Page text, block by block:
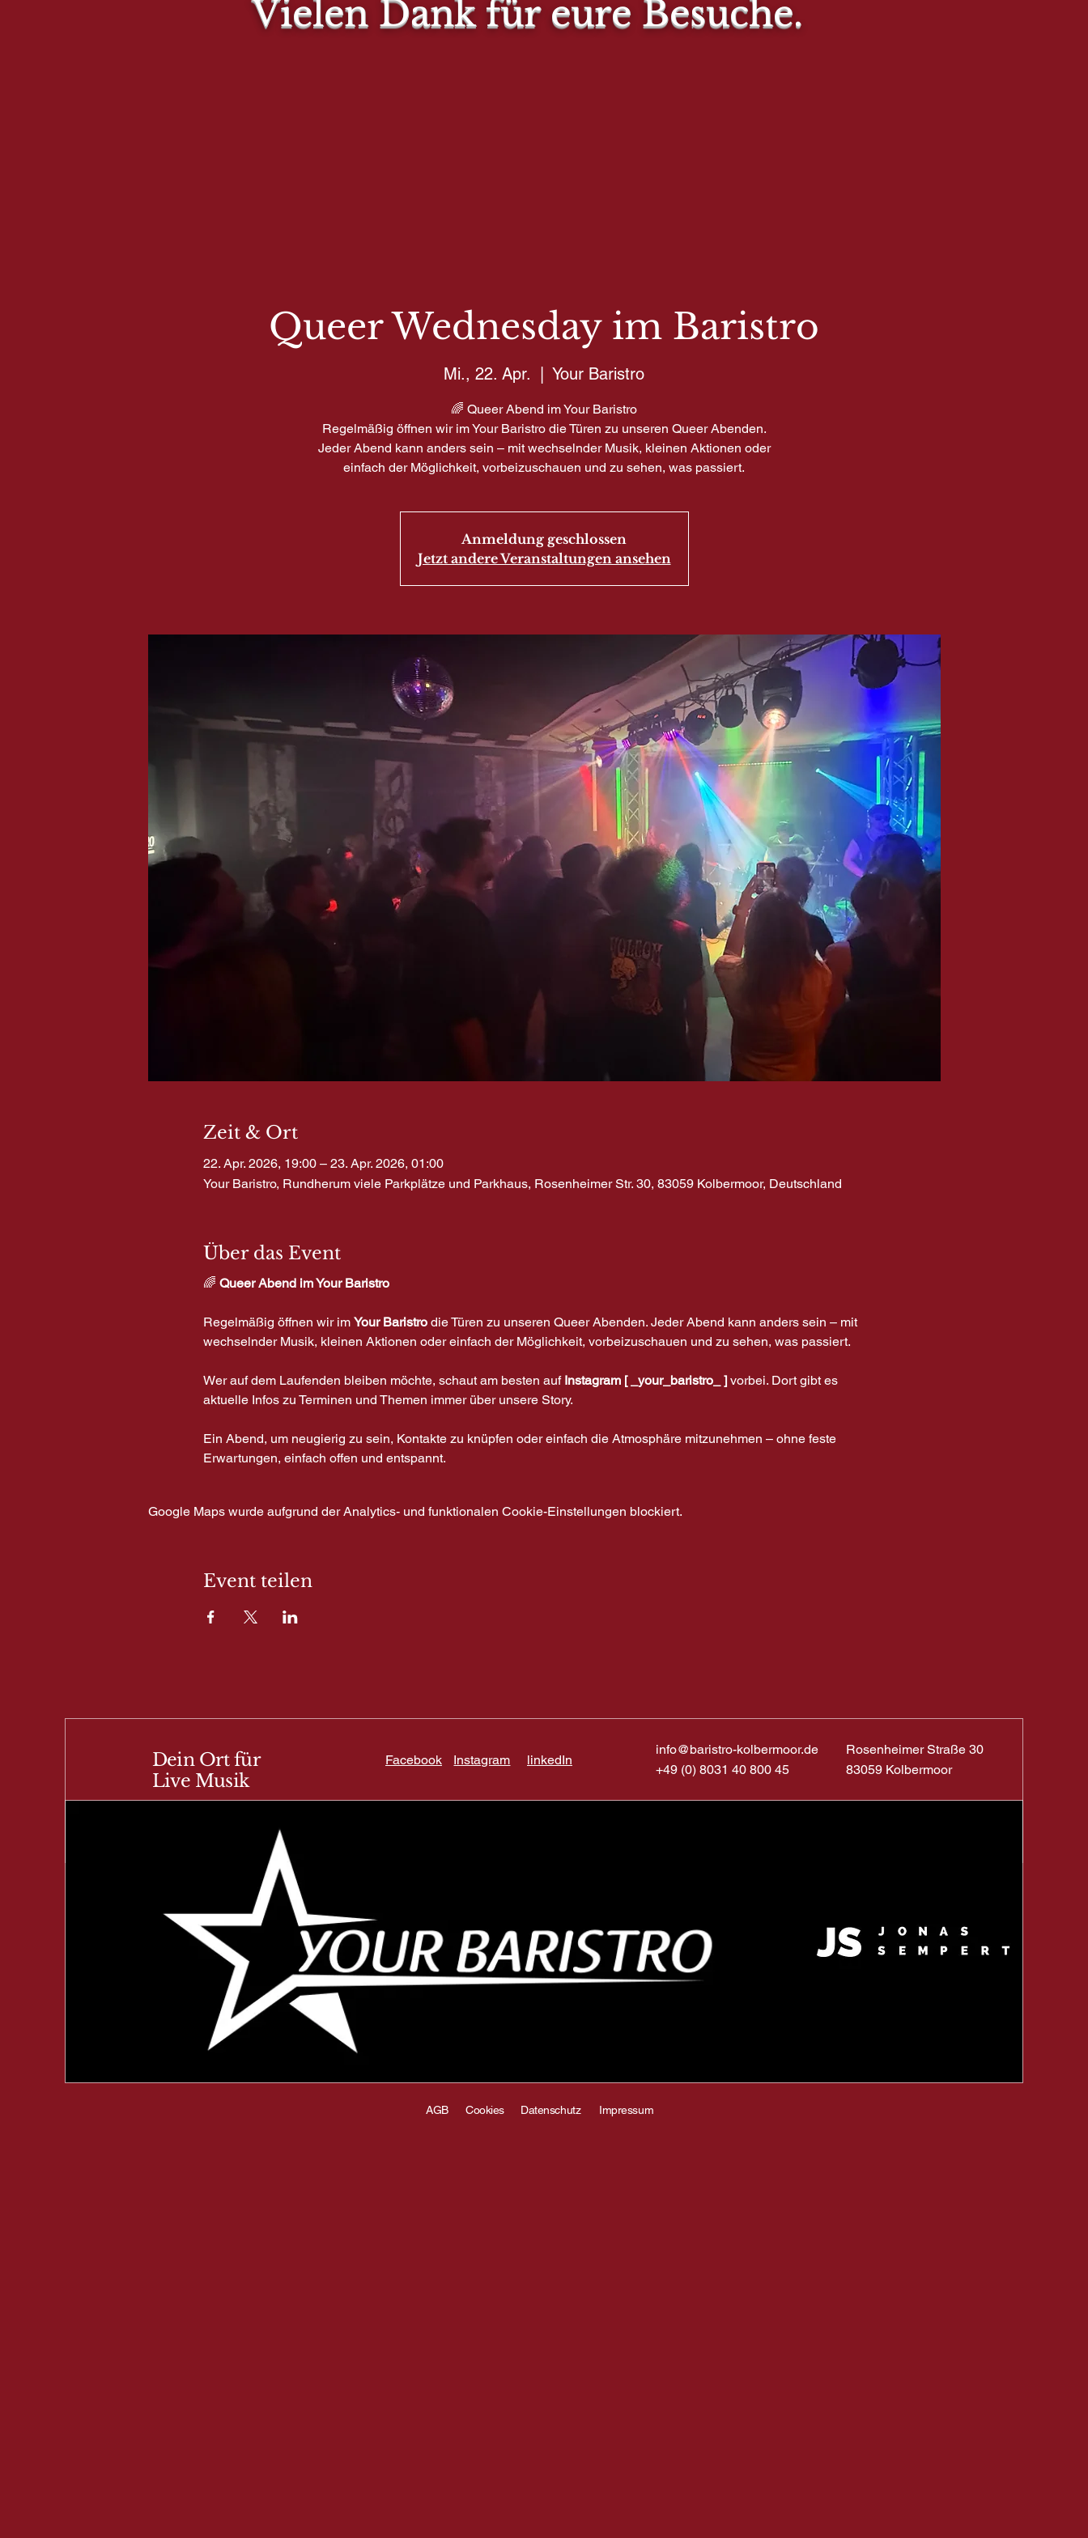
Vielen Dank für eure Besuche.
Queer Wednesday im Baristro
Mi., 22. Apr. Your Baristro
🌈 Queer Abend im Your Baristro
Regelmäßig öffnen wir im Your Baristro die Türen zu unseren Queer Abenden.
Jeder Abend kann anders sein – mit wechselnder Musik, kleinen Aktionen oder
einfach der Möglichkeit, vorbeizuschauen und zu sehen, was passiert.
Anmeldung geschlossen
Jetzt andere Veranstaltungen ansehen
Zeit & Ort
22. Apr. 2026, 19:00 – 23. Apr. 2026, 01:00
Your Baristro, Rundherum viele Parkplätze und Parkhaus, Rosenheimer Str. 30, 83059 Kolbermoor, Deutschland
Über das Event
🌈 Queer Abend im Your Baristro
Regelmäßig öffnen wir im Your Baristro die Türen zu unseren Queer Abenden. Jeder Abend kann anders sein – mit
wechselnder Musik, kleinen Aktionen oder einfach der Möglichkeit, vorbeizuschauen und zu sehen, was passiert.
Wer auf dem Laufenden bleiben möchte, schaut am besten auf Instagram [ _your_baristro_ ] vorbei. Dort gibt es
aktuelle Infos zu Terminen und Themen immer über unsere Story.
Ein Abend, um neugierig zu sein, Kontakte zu knüpfen oder einfach die Atmosphäre mitzunehmen – ohne feste
Erwartungen, einfach offen und entspannt.
Google Maps wurde aufgrund der Analytics- und funktionalen Cookie-Einstellungen blockiert.
Event teilen
Dein Ort für
Live Musik
Facebook Instagram linkedIn
info@baristro-kolbermoor.de
+49 (0) 8031 40 800 45
Rosenheimer Straße 30
83059 Kolbermoor
AGB Cookies Datenschutz Impressum